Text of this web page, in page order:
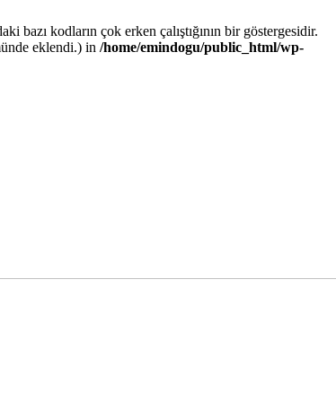
kodların çok erken çalıştığının bir göstergesidir.
eklendi.) in /home/emindogu/public_html/wp-